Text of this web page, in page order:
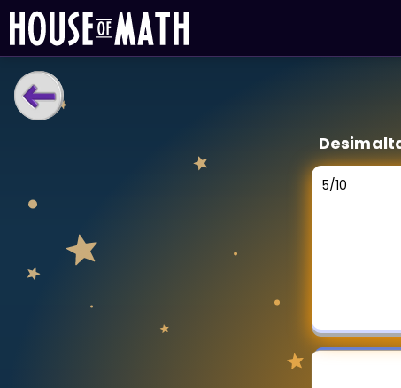
LÆRINGSVERKTØY
Vis mer
SPILL
Gangetabellen
5/10